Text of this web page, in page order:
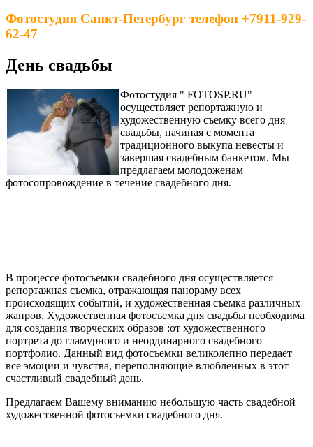
Фотостудия Санкт-Петербург телефон +7911-929-
62-47
День свадьбы
Фотостудия " FOTOSP.RU"
осуществляет репортажную и
художественную съемку всего дня
свадьбы, начиная с момента
традиционного выкупа невесты и
завершая свадебным банкетом. Мы
предлагаем молодоженам
фотосопровождение в течение свадебного дня.
В процессе фотосъемки свадебного дня осуществляется
репортажная съемка, отражающая панораму всех
происходящих событий, и художественная съемка различных
жанров. Художественная фотосъемка дня свадьбы необходима
для создания творческих образов :от художественного
портрета до гламурного и неординарного свадебного
портфолио. Данный вид фотосъемки великолепно передает
все эмоции и чувства, переполняющие влюбленных в этот
счастливый свадебный день.
Предлагаем Вашему вниманию небольшую часть свадебной
художественной фотосъемки свадебного дня.